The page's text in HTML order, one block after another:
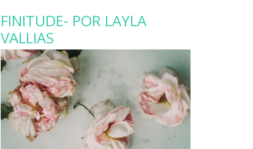
FINITUDE- POR LAYLA
VALLIAS